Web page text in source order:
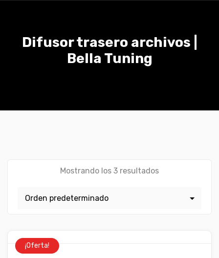
Difusor trasero archivos |
Bella Tuning
Mostrando los 3 resultados
¡Oferta!